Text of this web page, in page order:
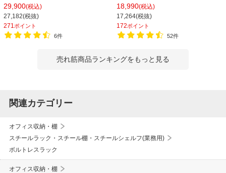
150kg/段 天地6段 幅1812×奥行462×
高さ2100mm スチール棚 スチールシ
ェルフ 収納棚 オープンラック 収納ラ
ック
29,900(税込)
27,182(税抜)
271ポイント
6件
シェルゴ 幅1515×奥行460×高さ
1740mm
18,990(税込)
17,264(税抜)
172ポイント
52件
売れ筋商品ランキングをもっと見る
関連カテゴリー
オフィス収納・棚
スチールラック・スチール棚・スチールシェルフ(業務用)
ボルトレスラック
オフィス収納・棚